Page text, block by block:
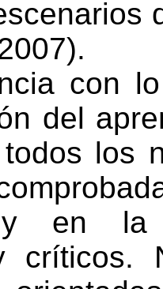
con
del
los
y en la
críticos.